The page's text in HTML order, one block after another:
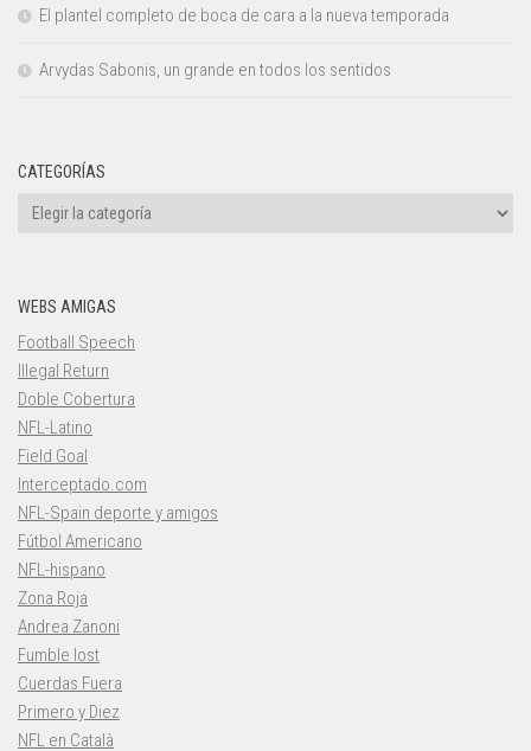
El plantel completo de boca de cara a la nueva temporada
Arvydas Sabonis, un grande en todos los sentidos
CATEGORÍAS
Categorías
WEBS AMIGAS
Football Speech
Illegal Return
Doble Cobertura
NFL-Latino
Field Goal
Interceptado.com
NFL-Spain deporte y amigos
Fútbol Americano
NFL-hispano
Zona Roja
Andrea Zanoni
Fumble lost
Cuerdas Fuera
Primero y Diez
NFL en Català